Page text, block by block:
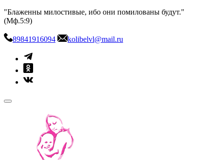
Skip
to
"Блаженны милостивые, ибо они помилованы будут."
(Мф.5:9)
89841916094 kolibelvl@mail.ru